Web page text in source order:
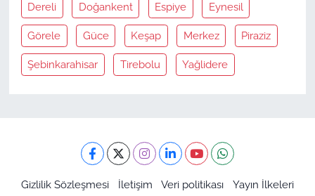
Dereli Doğankent Espiye Eynesil
Görele Güce Keşap Merkez Piraziz
Şebinkarahisar Tirebolu Yağlidere
Gizlilik Sözleşmesi İletişim Veri politikası Yayın İlkeleri